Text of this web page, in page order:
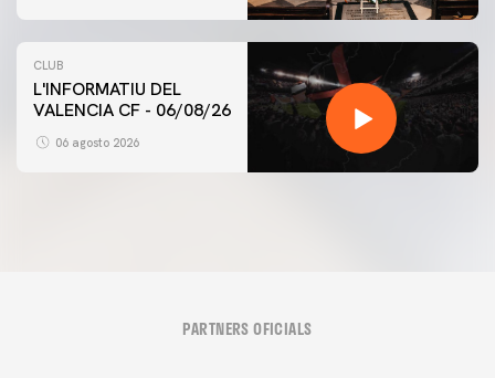
CLUB
L'INFORMATIU DEL
VALENCIA CF - 06/08/26
06 agosto 2026
PARTNERS OFICIALS